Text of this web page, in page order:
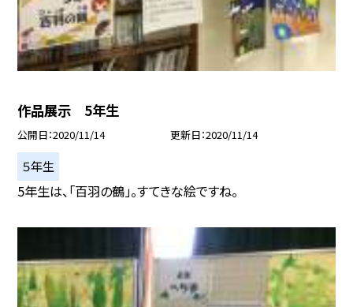
作品展示 5年生
公開日 2020/11/14 更新日 2020/11/14
５年生
5年生は、「百羽の鶴」。すてきな絵ですね。